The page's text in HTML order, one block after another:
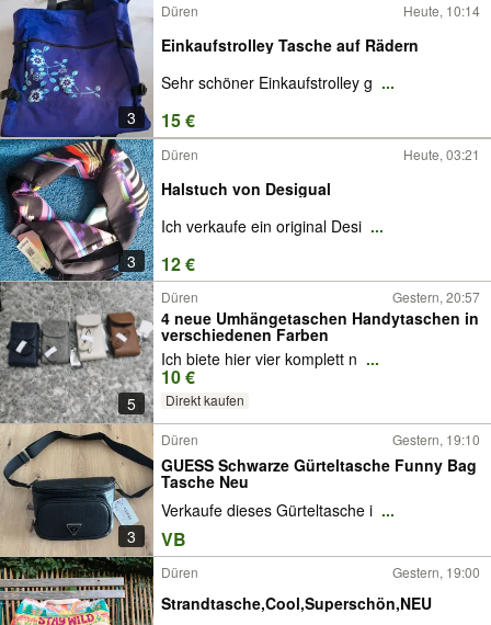
3
Düren Heute, 10:14
Einkaufstrolley Tasche auf Rädern
Sehr schöner Einkaufstrolley g ...
15 €
3
Düren Heute, 03:21
Halstuch von Desigual
Ich verkaufe ein original Desi ...
12 €
5
Düren Gestern, 20:57
4 neue Umhängetaschen Handytaschen in
verschiedenen Farben
Ich biete hier vier komplett n ...
10 €
Direkt kaufen
3
Düren Gestern, 19:10
GUESS Schwarze Gürteltasche Funny Bag
Tasche Neu
Verkaufe dieses Gürteltasche i ...
VB
Düren Gestern, 19:00
Strandtasche,Cool,Superschön,NEU